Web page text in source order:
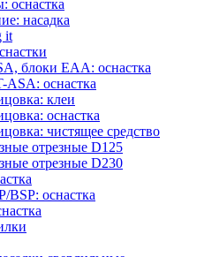
оснастка
насадка
it
блоки EAA: оснастка
ASA: оснастка
клеи
оснастка
чистящее средство
отрезные D125
отрезные D230
BSP: оснастка